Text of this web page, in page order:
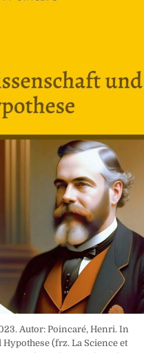
Autor: Poincaré, Henri. In
(frz. La Science et